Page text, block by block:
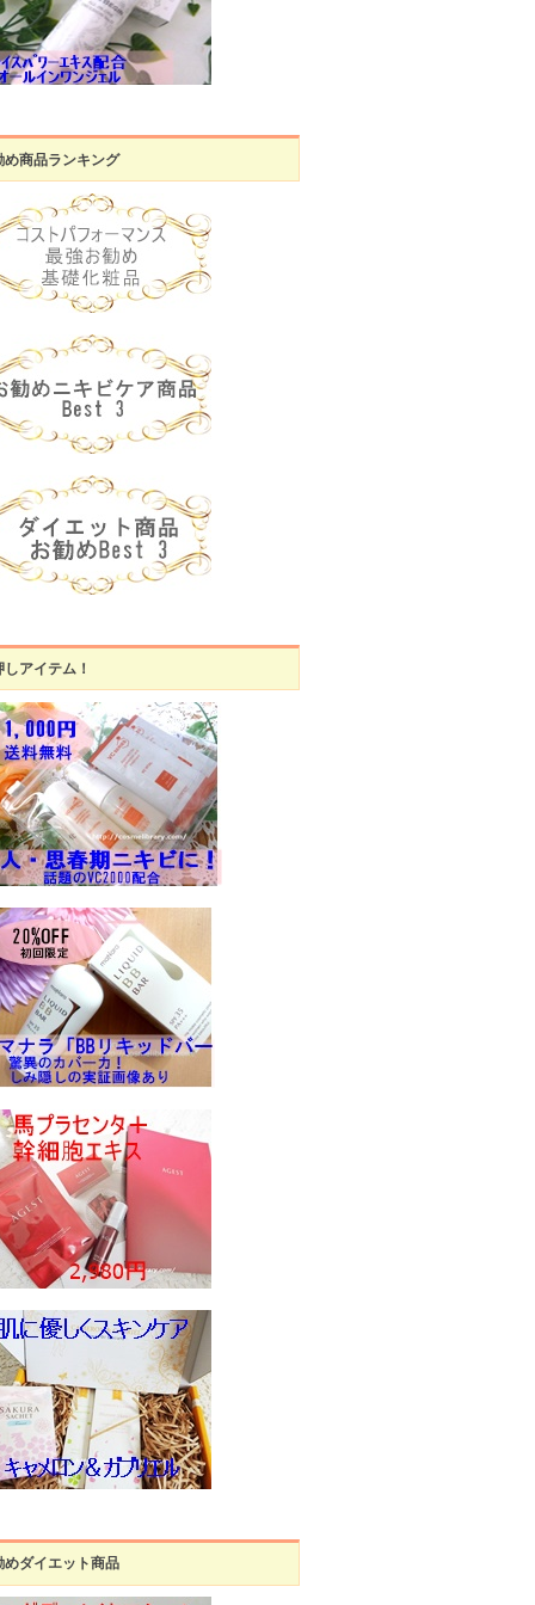
め商品ランキング
しアイテム！
めダイエット商品